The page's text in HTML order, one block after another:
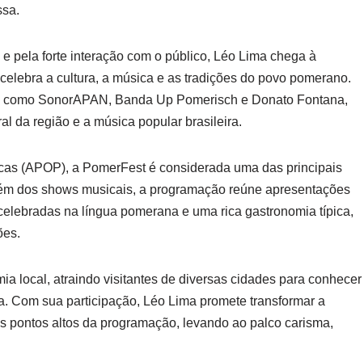
pela forte interação com o público, Léo Lima chega à
a cultura, a música e as tradições do povo pomerano.
SonorAPAN, Banda Up Pomerisch e Donato Fontana,
da região e a música popular brasileira.
(APOP), a PomerFest é considerada uma das principais
dos shows musicais, a programação reúne apresentações
na língua pomerana e uma rica gastronomia típica,
local, atraindo visitantes de diversas cidades para conhecer
Com sua participação, Léo Lima promete transformar a
pontos altos da programação, levando ao palco carisma,